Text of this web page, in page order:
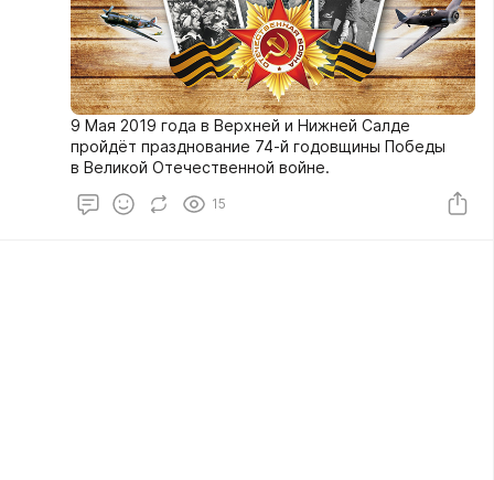
9 Мая 2019 года в Верхней и Нижней Салде
пройдёт празднование 74‑й годовщины Победы
в Великой Отечественной войне.
15